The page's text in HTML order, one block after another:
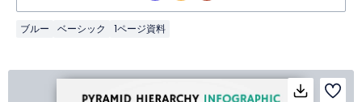
ブルー ベーシック 1ページ資料